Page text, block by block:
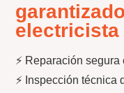
electricista
⚡ Reparación
⚡ Inspección técnica